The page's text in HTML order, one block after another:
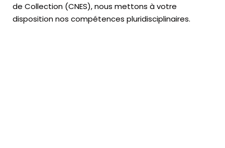
de Collection (CNES),nous mettons à votre
disposition nos compétences pluridisciplinaires.